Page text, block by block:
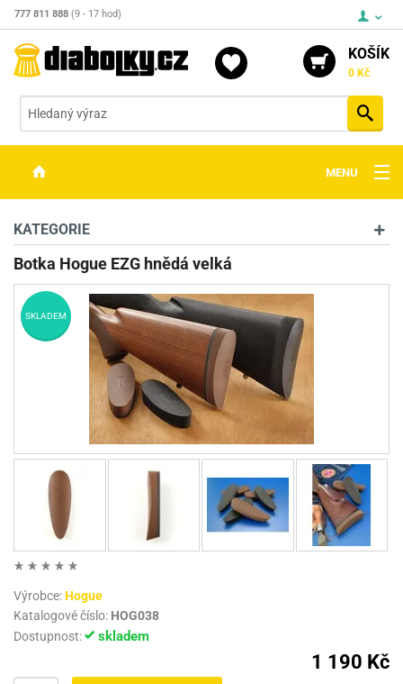
777 811 888 (9 - 17 hod)
KOŠÍK
0 Kč
MENU
OPTIKA
STŘELIVO
PŘÍSLUŠENSTVÍ
DETEKTORY KOVŮ
KATEGORIE
Botka Hogue EZG hnědá velká
SKLADEM
Výrobce:Hogue
Katalogové číslo: HOG038
Dostupnost:
skladem
1 190 Kč